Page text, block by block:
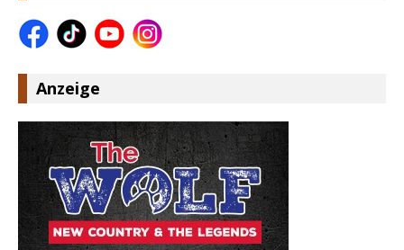
Anzeige